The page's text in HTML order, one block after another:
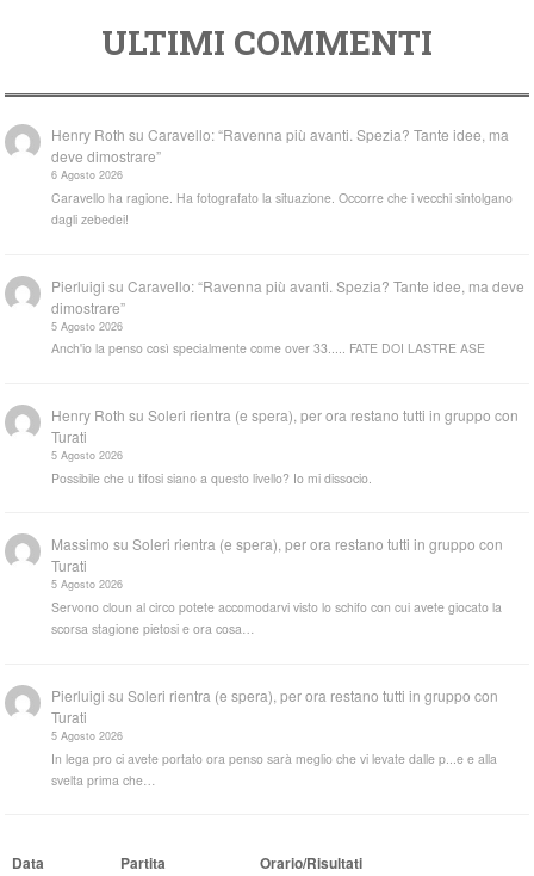
ULTIMI COMMENTI
Henry Roth suCaravello: “Ravenna più avanti. Spezia? Tante idee, ma
deve dimostrare”
6 Agosto 2026
Caravello ha ragione. Ha fotografato la situazione. Occorre che i vecchi sintolgano
dagli zebedei!
Pierluigi suCaravello: “Ravenna più avanti. Spezia? Tante idee, ma deve
dimostrare”
5 Agosto 2026
Anch'io la penso così specialmente come over 33..... FATE DOI LASTRE ASE
Henry Roth suSoleri rientra (e spera), per ora restano tutti in gruppo con
Turati
5 Agosto 2026
Possibile che u tifosi siano a questo livello? Io mi dissocio.
Massimo suSoleri rientra (e spera), per ora restano tutti in gruppo con
Turati
5 Agosto 2026
Servono cloun al circo potete accomodarvi visto lo schifo con cui avete giocato la
scorsa stagione pietosi e ora cosa…
Pierluigi suSoleri rientra (e spera), per ora restano tutti in gruppo con
Turati
5 Agosto 2026
In lega pro ci avete portato ora penso sarà meglio che vi levate dalle p...e e alla
svelta prima che…
Data Partita Orario/Risultati